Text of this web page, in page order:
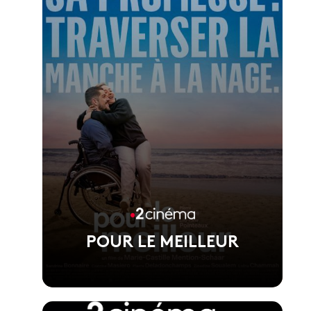
Film d'ouverture du Festival de Cannes
2026, réalisé par Pierre Salvadori
POUR LE MEILLEUR